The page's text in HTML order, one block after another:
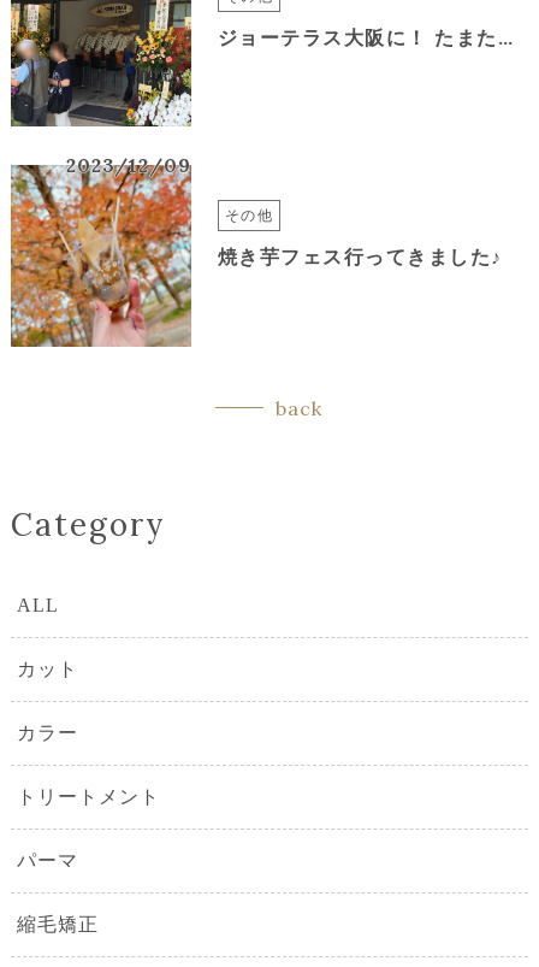
ジョーテラス大阪に！ たまたまですが、ランチを食べに行きました！
2023/12/09
その他
焼き芋フェス行ってきました♪
back
Category
ALL
カット
カラー
トリートメント
パーマ
縮毛矯正